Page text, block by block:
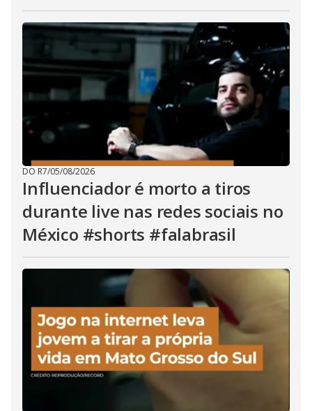
DO R7/05/08/2026
Influenciador é morto a tiros
durante live nas redes sociais no
México #shorts #falabrasil